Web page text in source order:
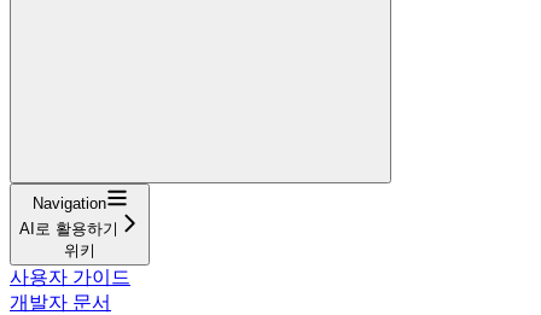
Navigation
AI로 활용하기
위키
사용자 가이드
개발자 문서